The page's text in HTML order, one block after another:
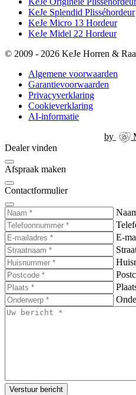
KeJe Splendid Plisséhordeur
KeJe Micro 13 Hordeur
KeJe Midel 22 Hordeur
© 2009 - 2026 KeJe Horren &
Algemene voorwaarden
Garantievoorwaarden
Privacyverklaring
Cookieverklaring
AI-informatie
by
Dealer vinden
Afspraak maken
Contactformulier
E-
Verstuur bericht